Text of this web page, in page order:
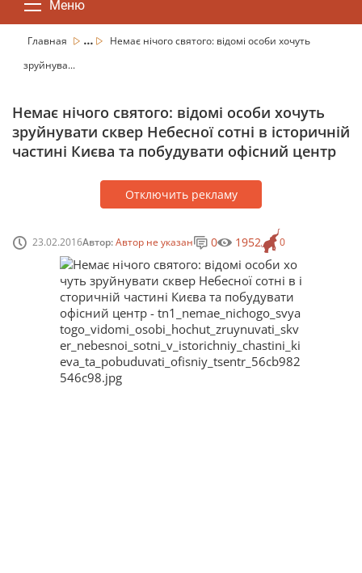
Меню
Главная ...
Немає нічого святого: відомі особи хочуть
зруйнува...
Немає нічого святого: відомі особи хочуть
зруйнувати сквер Небесної сотні в історичній
частині Києва та побудувати офісний центр
Отключить рекламу
23.02.2016Автор:Автор не указан 0
0 1952